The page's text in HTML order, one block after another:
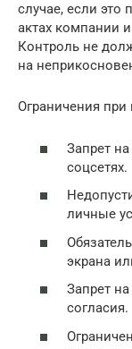
случае, если
актах компании
Контроль не
на
Ограничения при
Запрет
соцсетях.
личные
экрана
Запрет
согласия.